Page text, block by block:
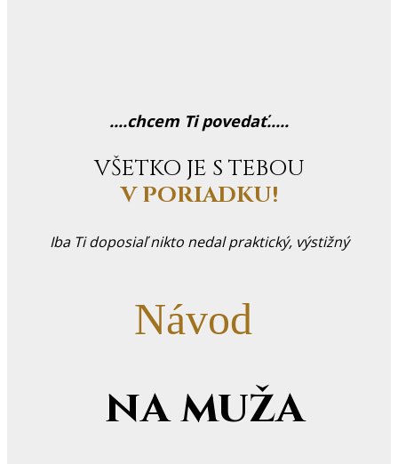
....chcem Ti povedať.....
VŠETKO JE S TEBOU
V PORIADKU!
Iba Ti doposiaľ nikto nedal praktický, výstižný
Návod
na muža